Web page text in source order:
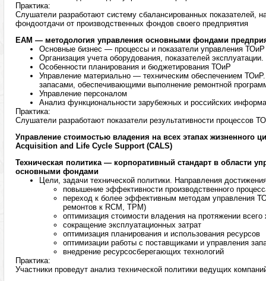
Практика:
Слушатели разработают систему сбалансированных показателей,
фондоотдачи от производственных фондов своего предприятия
ЕАM — методология управления основными фондами
Основные бизнес — процессы и показатели управления ТОиР
Организация учета оборудования, показателей
Особенности планирования и бюджетирования ТОиР
Управление материально — техническим обеспечением
запасами, обеспечивающими выполнение ремонтной
Управление персоналом
Анализ функциональности зарубежных и российских
Практика:
Слушатели разработают показатели результативности процессов
Управление стоимостью владения на всех этапах жизненного
Acquisition and Life Cycle Support (CALS)
Техническая политика — корпоративный стандарт в области
основными фондами
Цели, задачи технической политики. Направления
повышение эффективности производственного
переход к более эффективным методам управления
ремонтов к RCM, TPM)
оптимизация стоимости владения на протяжении
сокращение эксплуатационных затрат
оптимизация планирования и использования ресурсов
оптимизации работы с поставщиками и управления
внедрение ресурсосберегающих технологий
Практика:
Участники проведут анализ технической политики ведущих